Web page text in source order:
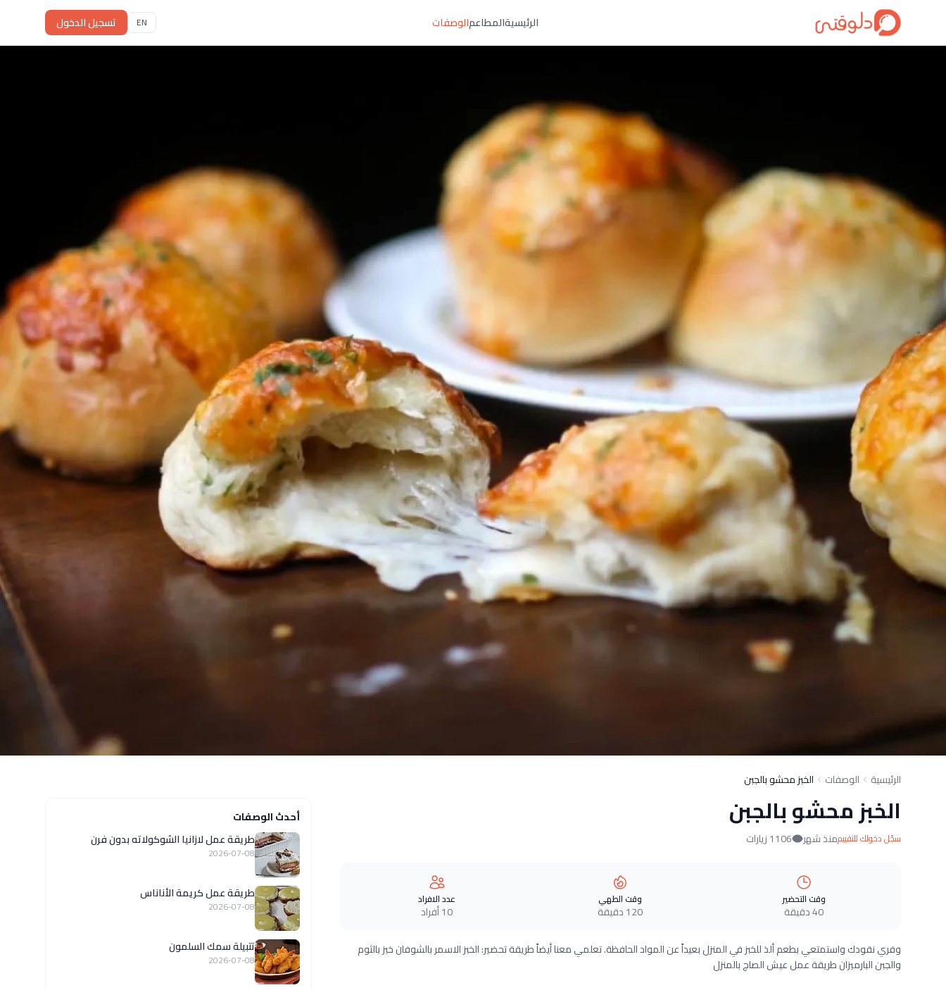
الرئيسيةالمطاعمالوصفات EN تسجيل الدخول
الرئيسية الوصفات الخبز محشو بالجبن
الخبز محشو بالجبن
سجّل دخولك للتقييممنذ شهر 1106 زيارات
وقت التحضير
40 دقيقة
وقت الطهي
120 دقيقة
عدد الافراد
10 أفراد
وفري نقودك واستمتعي بطعم ألذ للخبز في المنزل بعيداً عن المواد الحافظة. تعلمي معنا أيضاً طريقة تحضير: الخبز الاسمر بالشوفان خبز بالثوم
والجبن البارميزان طريقة عمل عيش الصاج بالمنزل
أحدث الوصفات
طريقة عمل لازانيا الشوكولاته بدون فرن
2026-07-08
طريقة عمل كريمة الأناناس
2026-07-08
تتبيلة سمك السلمون
2026-07-08